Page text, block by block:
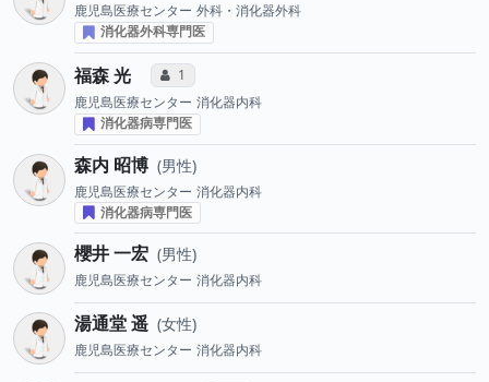
鹿児島医療センター 外科・消化器外科
消化器外科専門医
福森 光 コミュニケーション・タイプ投票数
1
鹿児島医療センター 消化器内科
消化器病専門医
森内 昭博 男性
鹿児島医療センター 消化器内科
消化器病専門医
櫻井 一宏 男性
鹿児島医療センター 消化器内科
湯通堂 遥 女性
鹿児島医療センター 消化器内科